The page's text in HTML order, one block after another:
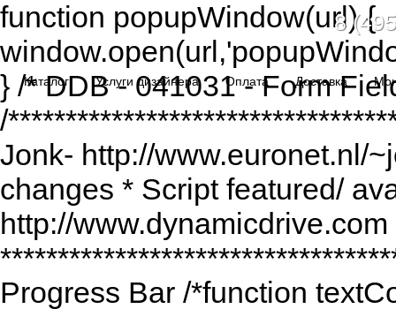
function popupWindow(url) {
} /* DDB - 041031 - Form
/
Jonk- http://www.euronet.nl/
changes * Script featured/
http://
Progress Bar /*function
8
Каталог Услуги дизайнера Оплата Доставка